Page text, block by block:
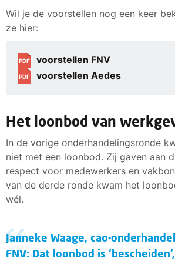
Wil je de voorstellen nog een keer
ze hier:
PDF voorstellen FNV
PDF voorstellen Aedes
Het loonbod van
In de vorige onderhandelingsronde
niet met een loonbod. Zij gaven aan
respect voor medewerkers en
van de derde ronde kwam het
wél.
Janneke Waage, cao-
FNV: Dat loonbod is